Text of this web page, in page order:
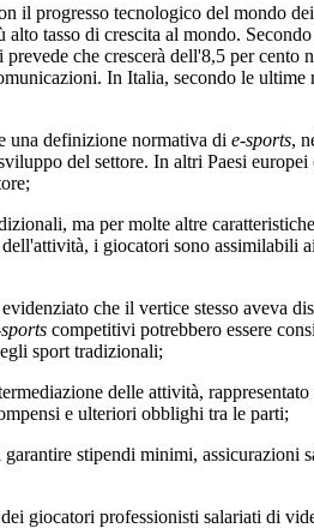
il progresso tecnologico del mondo
tasso di crescita al mondo.
che crescerà dell'8,5 per cento
In Italia, secondo le ultime
una definizione normativa di e-sports,
del settore. In altri Paesi europei
ma per molte altre
i giocatori sono assimilabili
che il vertice stesso aveva
competitivi potrebbero essere
sport tradizionali;
delle attività, rappresentato
e ulteriori obblighi tra le parti;
stipendi minimi, assicurazioni
giocatori professionisti salariati di